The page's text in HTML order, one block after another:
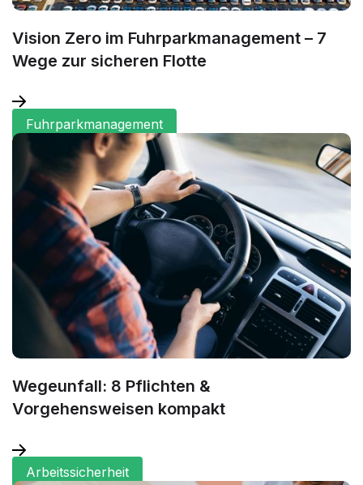
Vision Zero im Fuhrparkmanagement – 7
Wege zur sicheren Flotte
Fuhrparkmanagement
Wegeunfall: 8 Pflichten &
Vorgehensweisen kompakt
Arbeitssicherheit